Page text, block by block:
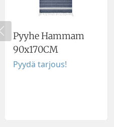
Pyyhe Hammam
90x170CM
Pyydä tarjous!